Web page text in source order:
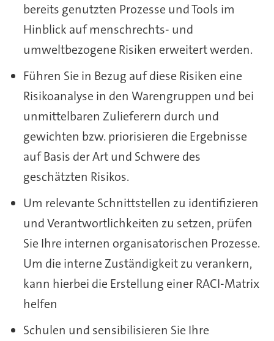
bereits genutzten Prozesse und Tools im
Hinblick auf menschrechts- und
umweltbezogene Risiken erweitert werden.
Führen Sie in Bezug auf diese Risiken eine
Risikoanalyse in den Warengruppen und bei
unmittelbaren Zulieferern durch und
gewichten bzw. priorisieren die Ergebnisse
auf Basis der Art und Schwere des
geschätzten Risikos.
Um relevante Schnittstellen zu identifizieren
und Verantwortlichkeiten zu setzen, prüfen
Sie Ihre internen organisatorischen Prozesse.
Um die interne Zuständigkeit zu verankern,
kann hierbei die Erstellung einer RACI-Matrix
helfen
Schulen und sensibilisieren Sie Ihre